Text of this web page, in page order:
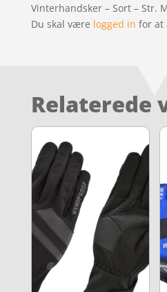
Vinterhandsker – Sort – Str.
Du skal være logged in for at
Relaterede